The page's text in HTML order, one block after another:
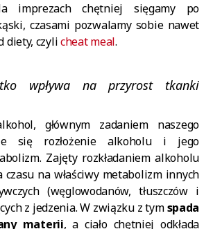
imprezach chętniej sięgamy po
czasami pozwalamy sobie nawet
diety, czylicheat meal.
wpływa na przyrost tkanki
głównym zadaniem naszego
się rozłożenie alkoholu i jego
Zajęty rozkładaniem alkoholu
na właściwy metabolizm innych
(węglowodanów, tłuszczów i
z jedzenia. W związku z tymspada
materii, a ciało chętniej odkłada